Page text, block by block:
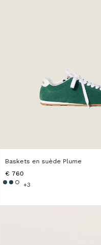
Baskets en suède Plume
€ 760
+3